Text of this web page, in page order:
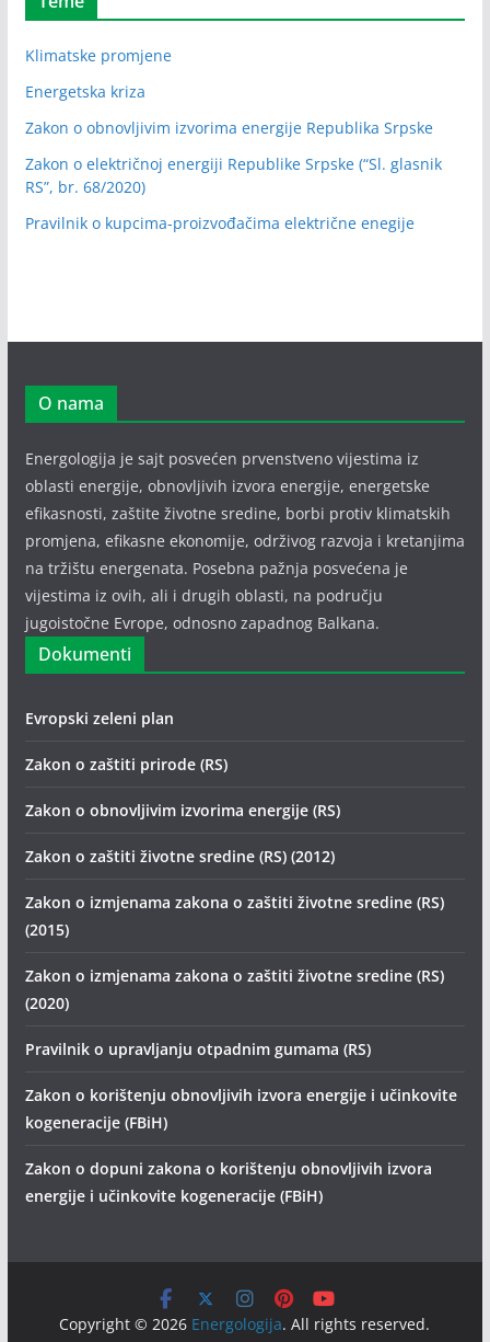
Klimatske promjene
Energetska kriza
Zakon o obnovljivim izvorima energije Republika Srpske
Zakon o električnoj energiji Republike Srpske (“Sl. glasnik
RS”, br. 68/2020)
Pravilnik o kupcima-proizvođačima električne enegije
O nama
Energologija je sajt posvećen prvenstveno vijestima iz
oblasti energije, obnovljivih izvora energije, energetske
efikasnosti, zaštite životne sredine, borbi protiv klimatskih
promjena, efikasne ekonomije, održivog razvoja i kretanjima
na tržištu energenata. Posebna pažnja posvećena je
vijestima iz ovih, ali i drugih oblasti, na području
jugoistočne Evrope, odnosno zapadnog Balkana.
Dokumenti
Evropski zeleni plan
Zakon o zaštiti prirode (RS)
Zakon o obnovljivim izvorima energije (RS)
Zakon o zaštiti životne sredine (RS) (2012)
Zakon o izmjenama zakona o zaštiti životne sredine (RS)
(2015)
Zakon o izmjenama zakona o zaštiti životne sredine (RS)
(2020)
Pravilnik o upravljanju otpadnim gumama (RS)
Zakon o korištenju obnovljivih izvora energije i učinkovite
kogeneracije (FBiH)
Zakon o dopuni zakona o korištenju obnovljivih izvora
energije i učinkovite kogeneracije (FBiH)
Copyright © 2026 Energologija. All rights reserved.